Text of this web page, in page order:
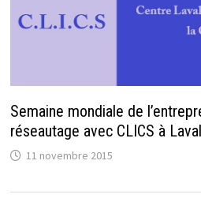
Semaine mondiale de
réseautage avec CLICS à Laval
11 novembre 2015